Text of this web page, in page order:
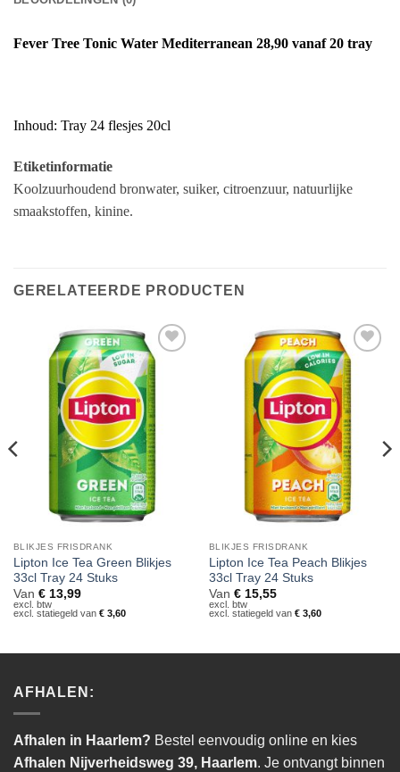
Fever Tree Tonic Water Mediterranean 28,90 vanaf 20 tray
Inhoud: Tray 24 flesjes 20cl
Etiketinformatie
Koolzuurhoudend bronwater, suiker, citroenzuur, natuurlijke
smaakstoffen, kinine.
GERELATEERDE PRODUCTEN
Toevoegen
aan
verlanglijst
BLIKJES FRISDRANK
Lipton Ice Tea Green Blikjes
33cl Tray 24 Stuks
Van €13,99
excl. btw
excl. statiegeld van €3,60
Toevoegen
aan
verlanglijst
BLIKJES FRISDRANK
Lipton Ice Tea Peach Blikjes
33cl Tray 24 Stuks
Van €15,55
excl. btw
excl. statiegeld van €3,60
AFHALEN:
Afhalen in Haarlem? Bestel eenvoudig online en kies
Afhalen Nijverheidsweg 39, Haarlem. Je ontvangt binnen